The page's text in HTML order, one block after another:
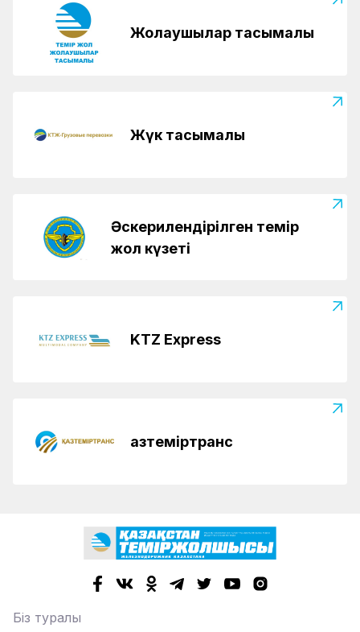
Жолаушылар тасымалы
Жүк тасымалы
Әскерилендірілген темір
жол күзеті
KTZ Express
Қазтеміртранс
Біз туралы